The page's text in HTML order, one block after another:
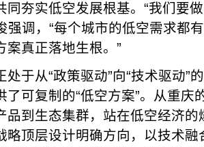
夯实低空发展根基。“我们要做
强调，“每个城市的低空需求都
案真正落地生根。”
处于从“政策驱动”向“技术驱动”
了可复制的“低空方案”。从重庆
品到生态集群，站在低空经济
略顶层设计明确方向，以技术